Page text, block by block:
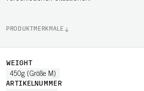
PRODUKTMERKMALE
WEIGHT
450g (Größe M)
ARTIKELNUMMER